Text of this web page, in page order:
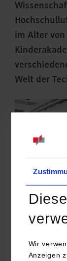
Wir
Anzeigen
im Alter von
Welt der
An der DHBW
Grundsatz gilt